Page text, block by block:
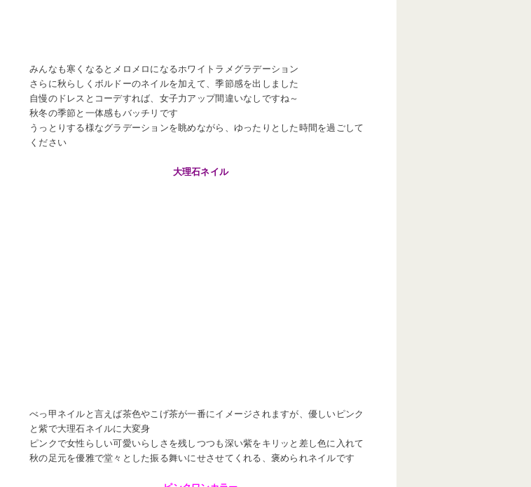
みんなも寒くなるとメロメロになるホワイトラメグラデーション
さらに秋らしくボルドーのネイルを加えて、季節感を出しました
自慢のドレスとコーデすれば、女子力アップ間違いなしですね～
秋冬の季節と一体感もバッチリです
うっとりする様なグラデーションを眺めながら、ゆったりとした時間を過ごして
ください
大理石ネイル
べっ甲ネイルと言えば茶色やこげ茶が一番にイメージされますが、優しいピンク
と紫で大理石ネイルに大変身
ピンクで女性らしい可愛いらしさを残しつつも深い紫をキリッと差し色に入れて
秋の足元を優雅で堂々とした振る舞いにせさせてくれる、褒められネイルです